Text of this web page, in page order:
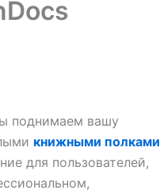
поднимаем вашу
книжными полками
для пользователей,